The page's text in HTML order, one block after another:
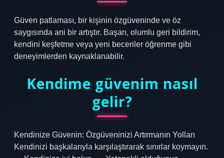
Güven patlaması, bir kişinin özgüveninde ve öz
saygısında ani bir artıştır. Başarı, olumlu geri bildirim,
kendini keşfetme veya yeni beceriler öğrenme gibi
deneyimlerden kaynaklanabilir.
Kendime güvenim nasıl
gelir?
Kendinize Güvenin: Özgüveninizi Artırmanın Yolları
Kendinizi başkalarıyla karşılaştırarak sınırlar koymayın.